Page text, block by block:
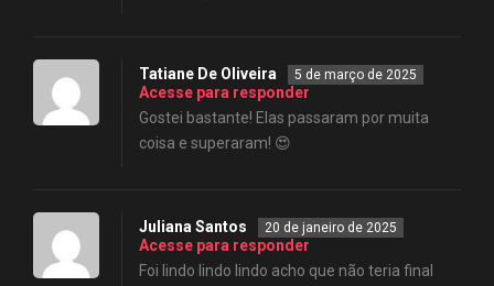
Tatiane De Oliveira 5 de março de 2025
Acesse para responder
Gostei bastante! Elas passaram por muita
coisa e superaram! 😍
Juliana Santos 20 de janeiro de 2025
Acesse para responder
Foi lindo lindo lindo acho que não teria final